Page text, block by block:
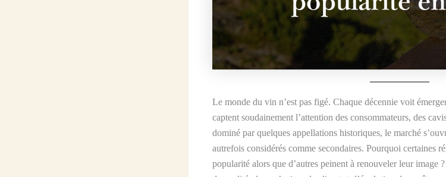
Le monde du vin n’est pas figé. Chaque décennie voit
captent soudainement l’attention des consommateurs, des
dominé par quelques appellations historiques, le marché
autrefois considérés comme secondaires. Pourquoi certaines
popularité alors que d’autres peinent à renouveler leur image